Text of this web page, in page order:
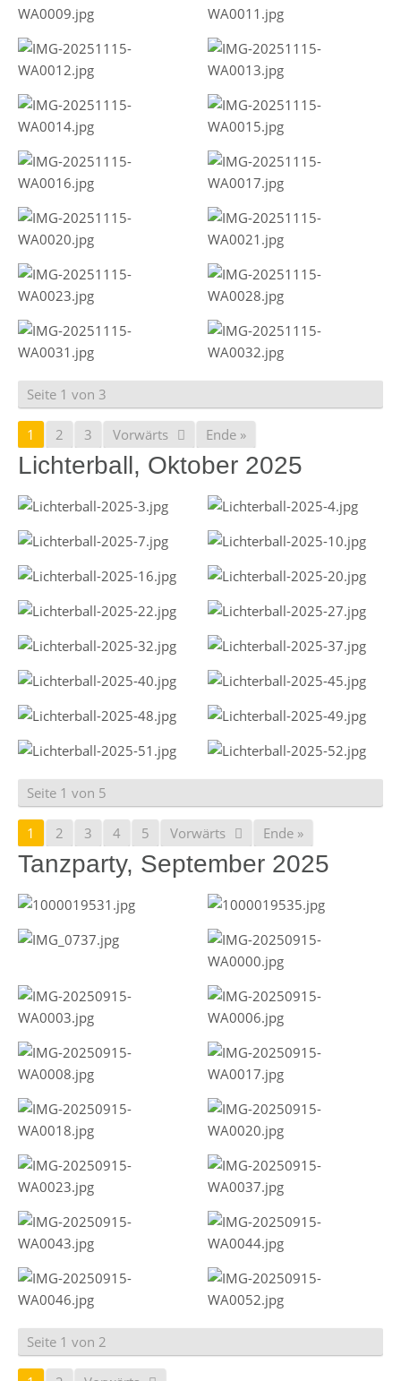
Seite 1 von 3
1 2 3 Vorwärts Ende »
Lichterball, Oktober 2025
Seite 1 von 5
1 2 3 4 5 Vorwärts Ende »
Tanzparty, September 2025
Seite 1 von 2